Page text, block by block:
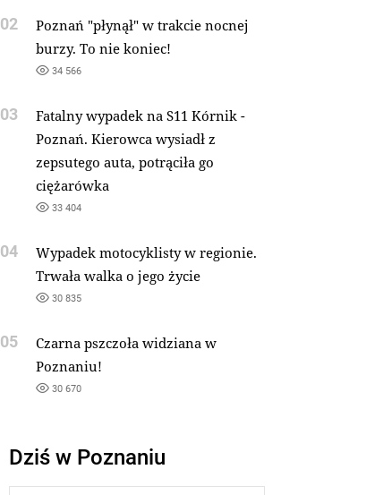
02
Poznań "płynął" w trakcie nocnej
burzy. To nie koniec!
34 566
03
Fatalny wypadek na S11 Kórnik -
Poznań. Kierowca wysiadł z
zepsutego auta, potrąciła go
ciężarówka
33 404
04
Wypadek motocyklisty w regionie.
Trwała walka o jego życie
30 835
05
Czarna pszczoła widziana w
Poznaniu!
30 670
Dziś w Poznaniu